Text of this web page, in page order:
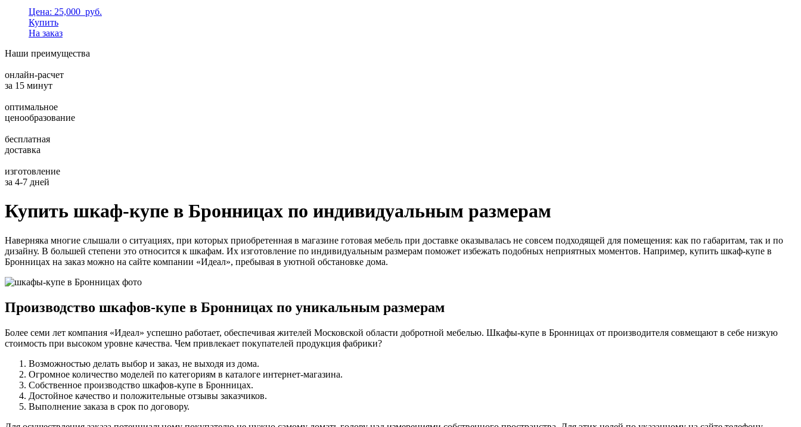
Цена: 25,000 руб.
Купить
На заказ
Наши преимущества
онлайн-расчет
за 15 минут
оптимальное
ценообразование
бесплатная
доставка
изготовление
за 4-7 дней
Купить шкаф-купе в Бронницах по индивидуальным размерам
Наверняка многие слышали о ситуациях, при которых приобретенная в магазине готовая мебель при доставке оказывалась не совсем подходящей для помещения: как по габаритам, так и по
дизайну. В большей степени это относится к шкафам. Их изготовление по индивидуальным размерам поможет избежать подобных неприятных моментов. Например, купить шкаф-купе в
Бронницах на заказ можно на сайте компании «Идеал», пребывая в уютной обстановке дома.
Производство шкафов-купе в Бронницах по уникальным размерам
Более семи лет компания «Идеал» успешно работает, обеспечивая жителей Московской области добротной мебелью. Шкафы-купе в Бронницах от производителя совмещают в себе низкую
стоимость при высоком уровне качества. Чем привлекает покупателей продукция фабрики?
Возможностью делать выбор и заказ, не выходя из дома.
Огромное количество моделей по категориям в каталоге интернет-магазина.
Собственное производство шкафов-купе в Бронницах.
Достойное качество и положительные отзывы заказчиков.
Выполнение заказа в срок по договору.